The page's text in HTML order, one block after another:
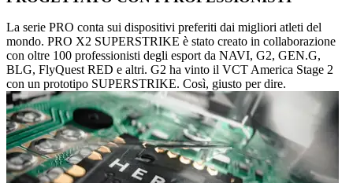
La serie PRO conta sui dispositivi preferiti dai migliori atleti del
mondo. PRO X2 SUPERSTRIKE è stato creato in collaborazione
con oltre 100 professionisti degli esport da NAVI, G2, GEN.G,
BLG, FlyQuest RED e altri. G2 ha vinto il VCT America Stage 2
con un prototipo SUPERSTRIKE. Così, giusto per dire.